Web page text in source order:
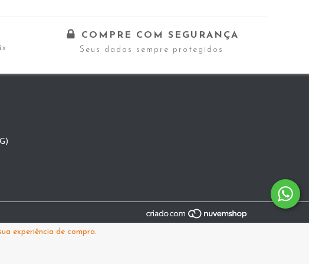
experiência de compra.
COMPRE COM SEGURANÇA
Seus dados sempre protegidos